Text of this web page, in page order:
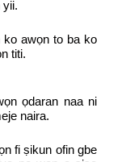
yii.
awọn to ba ko
titi.
ọdaran naa ni
naira.
fi ṣikun ofin gbe